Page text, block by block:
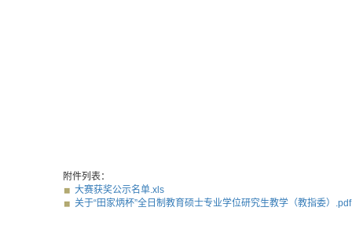
附件列表：
大赛获奖公示名单.xls
关于“田家炳杯”全日制教育硕士专业学位研究生教学（教指委）.pdf